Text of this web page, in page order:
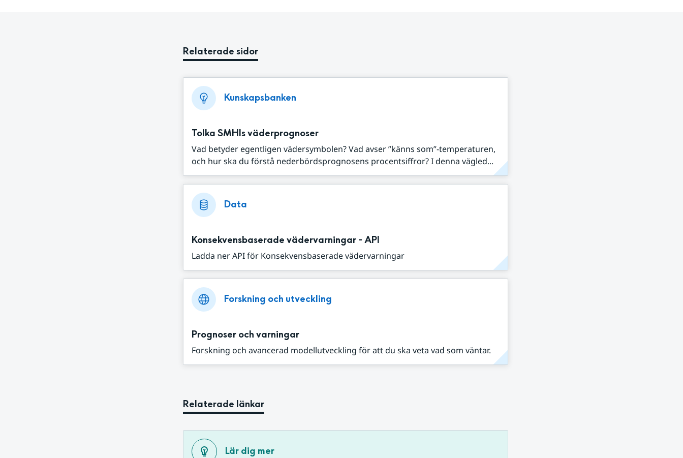
Relaterade sidor
Kunskapsbanken
Tolka SMHIs väderprognoser
Vad betyder egentligen vädersymbolen? Vad avser ”känns som”-temperaturen,
och hur ska du förstå nederbördsprognosens procentsiffror? I denna vägled...
Data
Konsekvensbaserade vädervarningar - API
Ladda ner API för Konsekvensbaserade vädervarningar
Forskning och utveckling
Prognoser och varningar
Forskning och avancerad modellutveckling för att du ska veta vad som väntar.
Relaterade länkar
Lär dig mer